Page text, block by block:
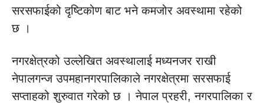
सरसफाईको दृष्टिकोण बाट भने कमजोर अवस्थामा रहेको
छ ।
नगरक्षेत्रको उल्लेखित अवस्थालाई मध्यनजर राखी
नेपालगन्ज उपमहानगरपालिकाले नगरक्षेत्रमा सरसफाई
सप्ताहको शुरुवात गरेको छ । नेपाल प्रहरी, नगरपालिका र